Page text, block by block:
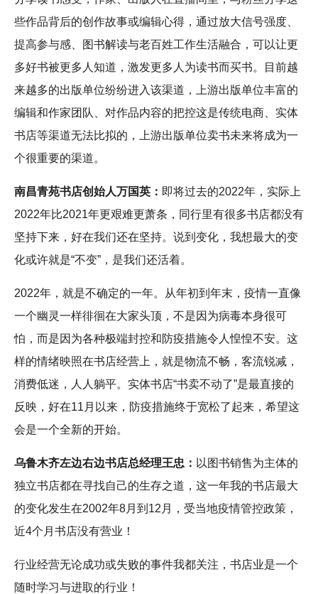
些作品背后的创作故事或编辑心得，通过放大信号强度、
提高参与感、图书解读与老百姓工作生活融合，可以让更
多好书被更多人知道，激发更多人为读书而买书。目前越
来越多的出版单位纷纷进入该渠道，上游出版单位丰富的
编辑和作家团队、对作品内容的把控这是传统电商、实体
书店等渠道无法比拟的，上游出版单位卖书未来将成为一
个很重要的渠道。
南昌青苑书店创始人万国英： 即将过去的2022年，实际上
2022年比2021年更艰难更萧条，同行里有很多书店都没有
坚持下来，好在我们还在坚持。说到变化，我想最大的变
化或许就是“不变”，是我们还活着。
2022年，就是不确定的一年。从年初到年末，疫情一直像
一个幽灵一样徘徊在大家头顶，不是因为病毒本身很可
怕，而是因为各种极端封控和防疫措施令人惶惶不安。这
样的情绪映照在书店经营上，就是物流不畅，客流锐减，
消费低迷，人人躺平。实体书店“书卖不动了”是最直接的
反映，好在11月以来，防疫措施终于宽松了起来，希望这
会是一个全新的开始。
乌鲁木齐左边右边书店总经理王忠： 以图书销售为主体的
独立书店都在寻找自己的生存之道，这一年我的书店最大
的变化发生在2002年8月到12月，受当地疫情管控政策，
近4个月书店没有营业！
行业经营无论成功或失败的事件我都关注，书店业是一个
随时学习与进取的行业！